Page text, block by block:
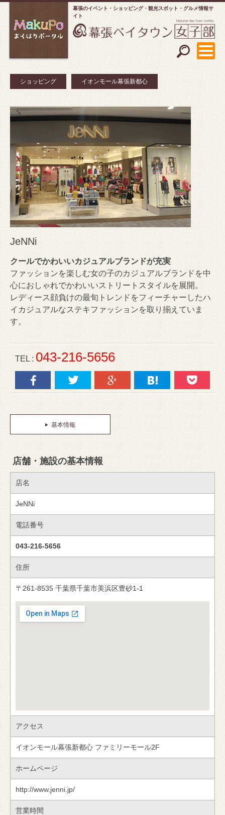
幕張のイベント・ショッピング
観光スポット・グルメ情報サ
イト
ショッピング イオンモール幕張新都心
JeNNi
クールでかわいいカジュアルブランドが充実
ファッションを楽しむ女の子のカジュアルブランドを中
心におしゃれでかわいいストリートスタイルを展開。
レディース顔負けの最旬トレンドをフィーチャーしたハ
イカジュアルなステキファッションを取り揃えていま
す。
TEL : 043-216-5656
基本情報
店舗・施設の基本情報
店名
JeNNi
電話番号
043-216-5656
住所
〒261-8535 千葉県千葉市美浜区豊砂1-1
アクセス
イオンモール幕張新都心 ファミリーモール2F
ホームページ
http://www.jenni.jp/
営業時間